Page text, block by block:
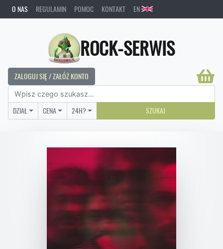
O NAS REGULAMIN POMOC KONTAKT EN
ROCK-SERWIS
ZALOGUJ SIĘ / ZAŁÓŻ KONTO
DZIAŁ CENA 24H? SZUKAJ